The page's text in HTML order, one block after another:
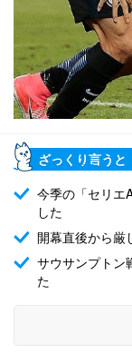
ざっくり言うと
今季の「セリエ
した
開幕直後から厳
サウサンプトン
た